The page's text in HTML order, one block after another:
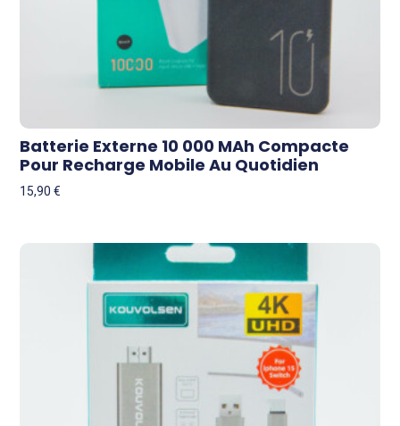
Batterie Externe 10 000 MAh Compacte
Pour Recharge Mobile Au Quotidien
15,90€